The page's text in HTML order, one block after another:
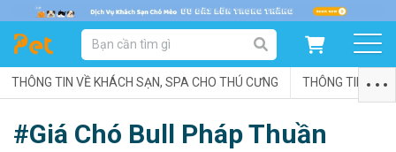
DANH MỤC SẢN PHẨM
SẢN PHẨM DÀNH CHO MÈO SẢN PHẨM DÀNH CHO CHÓ
SẨN PHẨM THEO THƯƠNG HIỆU
THÔNG TIN VỀ KHÁCH SẠN, SPA CHO THÚ CƯNG THÔNG TIN VỀ
#Giá Chó Bull Pháp Thuần